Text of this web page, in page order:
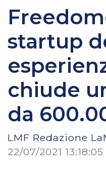
startup
chiude
da
LMF Redazione
22/07/2021 13:18:05